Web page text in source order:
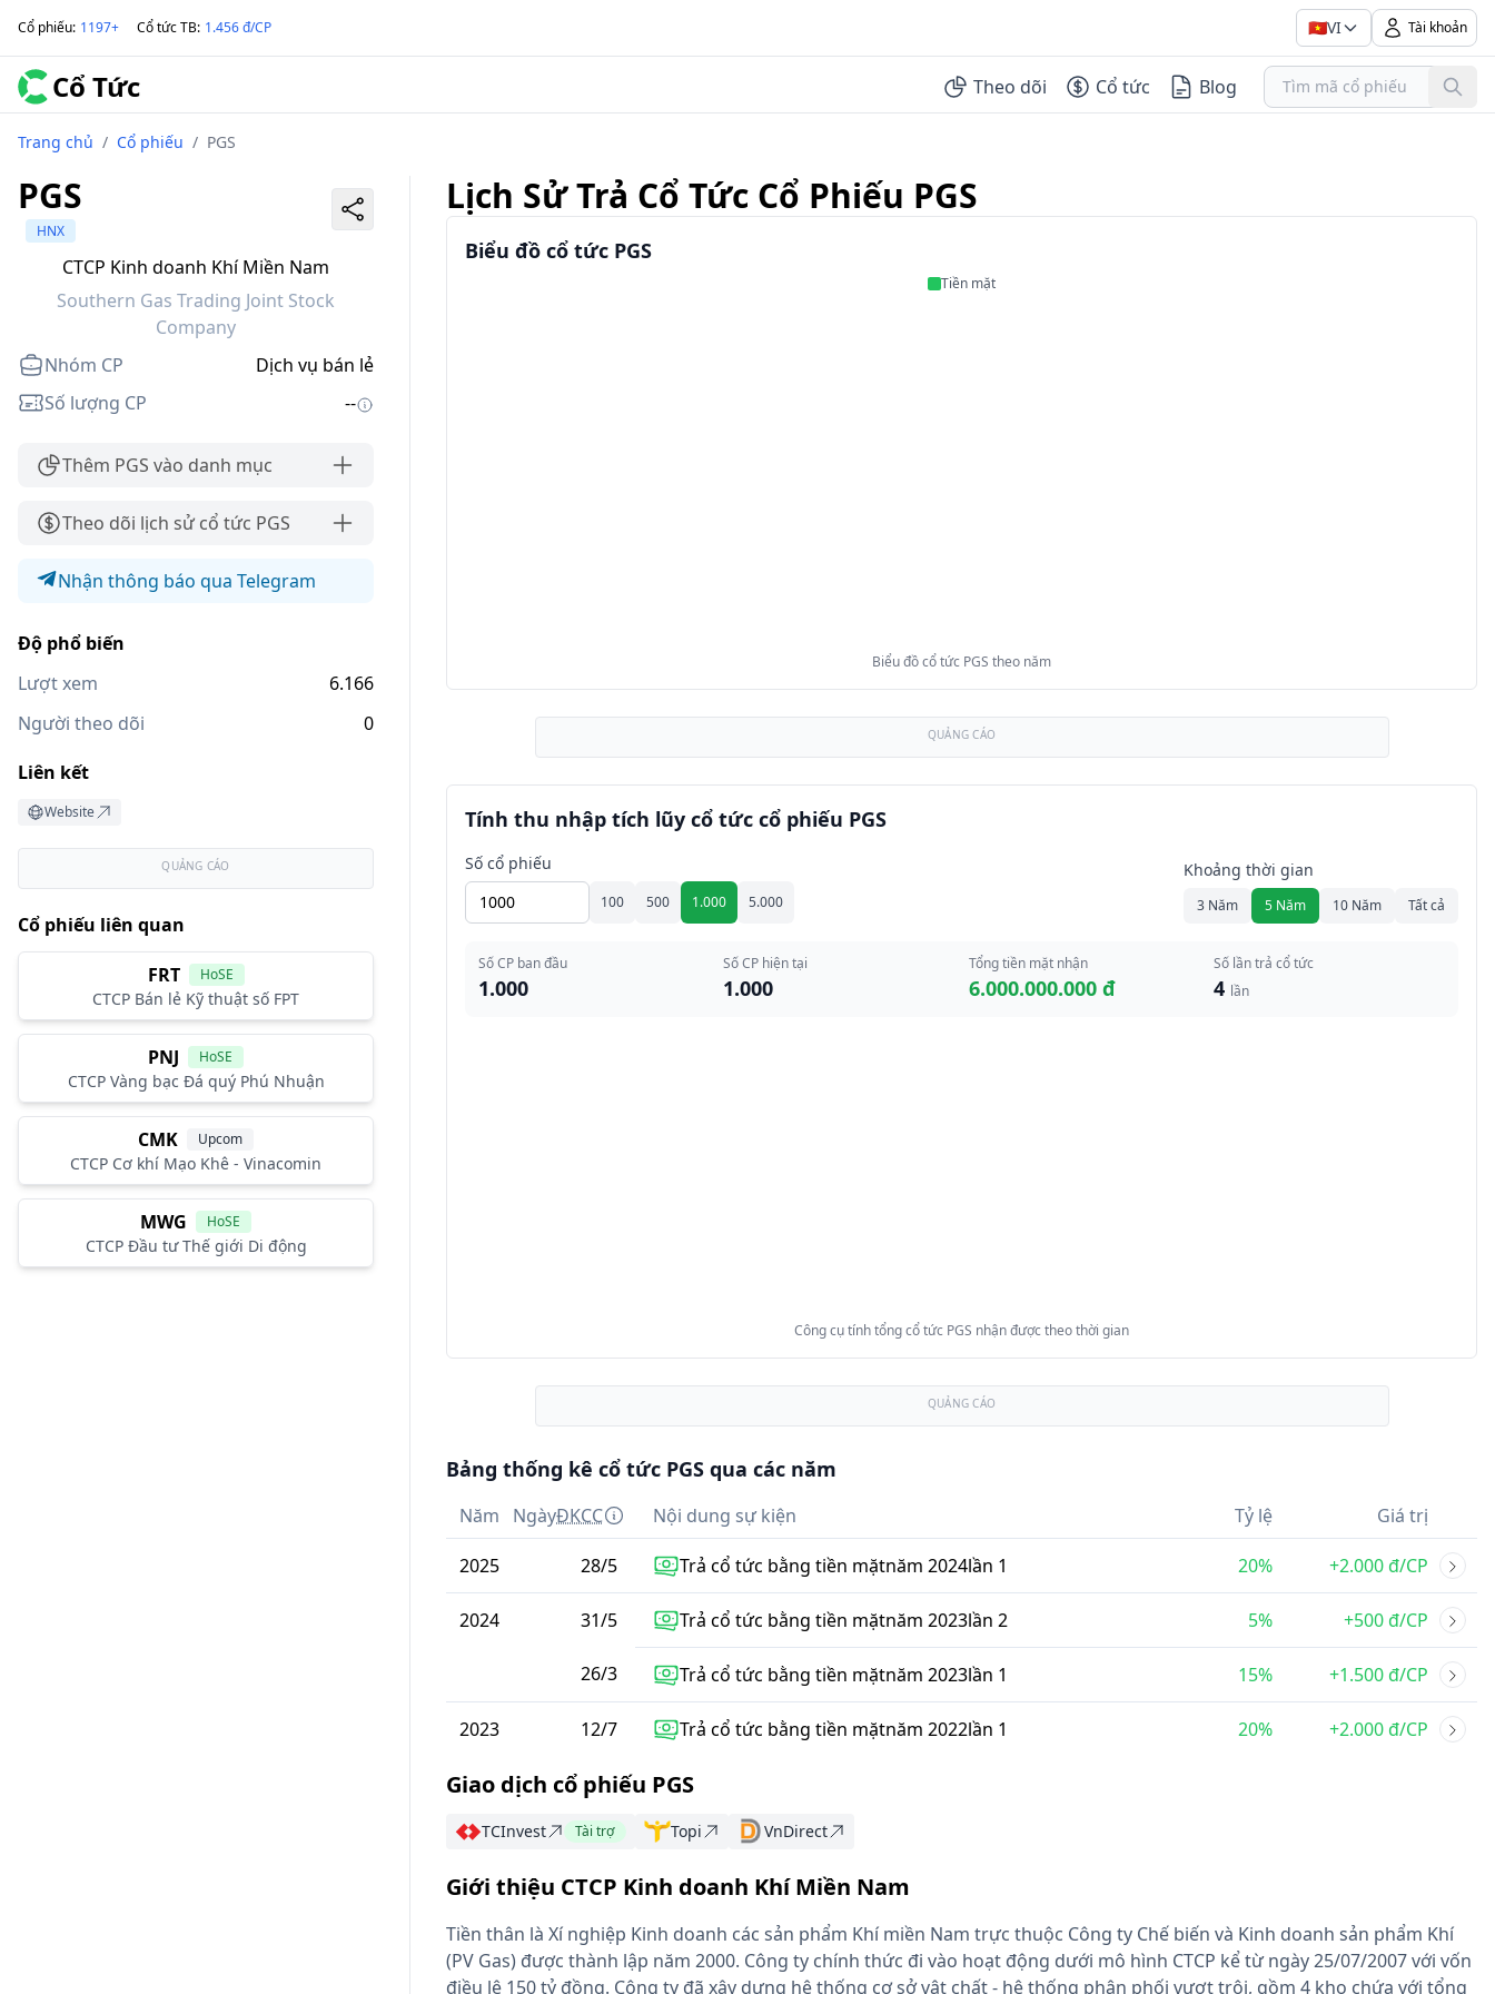
Cổ phiếu: 1197+ Cổ tức TB: 1.456 đ/CP 🇻🇳VI Tài khoản
Cổ Tức Theo dõi Cổ tức Blog
Trang chủ / Cổ phiếu / PGS
PGS
HNX
CTCP Kinh doanh Khí Miền Nam
Southern Gas Trading Joint Stock
Company
Nhóm CP
Dịch vụ bán lẻ
Số lượng CP
--
Thêm PGS vào danh mục
Theo dõi lịch sử cổ tức PGS
Nhận thông báo qua Telegram
Độ phổ biến
Lượt xem
6.166
Người theo dõi
0
Liên kết
Website
QUẢNG CÁO
Cổ phiếu liên quan
FRT HoSE
CTCP Bán lẻ Kỹ thuật số FPT
PNJ HoSE
CTCP Vàng bạc Đá quý Phú Nhuận
CMK Upcom
CTCP Cơ khí Mạo Khê - Vinacomin
MWG HoSE
CTCP Đầu tư Thế giới Di động
Lịch Sử Trả Cổ Tức Cổ Phiếu PGS
Biểu đồ cổ tức PGS
Tiền mặt
Biểu đồ cổ tức PGS theo năm
QUẢNG CÁO
Tính thu nhập tích lũy cổ tức cổ phiếu PGS
Số cổ phiếu
100 500 1.000 5.000
Khoảng thời gian
3 Năm 5 Năm 10 Năm Tất cả
Số CP ban đầu
1.000
Số CP hiện tại
1.000
Tổng tiền mặt nhận
6.000.000.000 đ
Số lần trả cổ tức
4 lần
Công cụ tính tổng cổ tức PGS nhận được theo thời gian
QUẢNG CÁO
Bảng thống kê cổ tức PGS qua các năm
Năm NgàyĐKCC Nội dung sự kiện Tỷ lệ Giá trị
2025 28/5 Trả cổ tức bằng tiền mặtnăm 2024lần 1 20% +2.000 đ/CP
2024 31/5 Trả cổ tức bằng tiền mặtnăm 2023lần 2 5% +500 đ/CP
26/3 Trả cổ tức bằng tiền mặtnăm 2023lần 1 15% +1.500 đ/CP
2023 12/7 Trả cổ tức bằng tiền mặtnăm 2022lần 1 20% +2.000 đ/CP
Giao dịch cổ phiếu PGS
TCInvest Tài trợ Topi VnDirect
Giới thiệu CTCP Kinh doanh Khí Miền Nam
Tiền thân là Xí nghiệp Kinh doanh các sản phẩm Khí miền Nam trực thuộc Công ty Chế biến và Kinh doanh sản phẩm Khí
(PV Gas) được thành lập năm 2000. Công ty chính thức đi vào hoạt động dưới mô hình CTCP kể từ ngày 25/07/2007 với vốn
điều lệ 150 tỷ đồng. Công ty đã xây dựng hệ thống cơ sở vật chất - hệ thống phân phối vượt trội, gồm 4 kho chứa với tổng